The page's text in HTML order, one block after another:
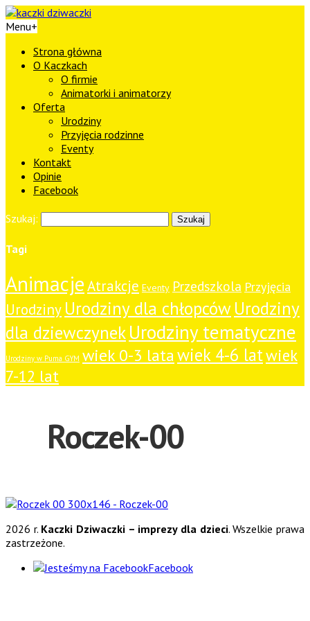
Menu+
Strona główna
O Kaczkach
O firmie
Animatorki i animatorzy
Oferta
Urodziny
Przyjęcia rodzinne
Eventy
Kontakt
Opinie
Facebook
Szukaj:
Tagi
AnimacjeAtrakcje Eventy Przedszkola Przyjęcia
Urodziny Urodziny dla chłopcówUrodziny
dla dziewczynekUrodziny tematyczne
Urodziny w Puma GYM wiek 0-3 latawiek 4-6 latwiek
7-12 lat
Roczek-00
2026 r. Kaczki Dziwaczki – imprezy dla dzieci. Wszelkie prawa
zastrzeżone.
Facebook